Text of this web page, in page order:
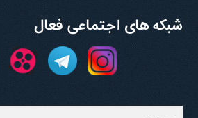
شبکه های اجتماعی فعال
جستجو